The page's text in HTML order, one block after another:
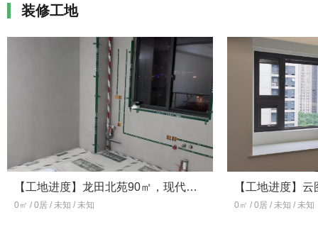
装修工地
【工地进度】龙田北苑90㎡，现代简约风，二室
0㎡ / 0居 / 未知 / 未知 0㎡ / 0居 / 未知 / 未知
程质量验收标准》参编单位 2017
浙江省建筑装饰绿色透明住宅和家
装示范企业 2016绿色全装修产业
联盟发起单位 2016绿色全装修示
范企业 公交路线：轨道交通2号
线，7路，615路，35路，83路，
633路